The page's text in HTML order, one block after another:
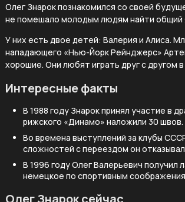
Олег Знарок познакомился со своей
не помешало молодым людям найти общий
У них есть двое детей: Валерия и Алиса.
нападающего «Нью-Йорк Рейнджерс»
хорошие. Они любят играть друг с другом
Интересные факты
В 1988 году Знарок принял участие в
рижского «Динамо» наложили 30 швов.
Во времена выступлений за клубы
сложностей с переездом он
В 1996 году Олег Валерьевич получил
немецкое по спортивным
Олег Знарок сейчас